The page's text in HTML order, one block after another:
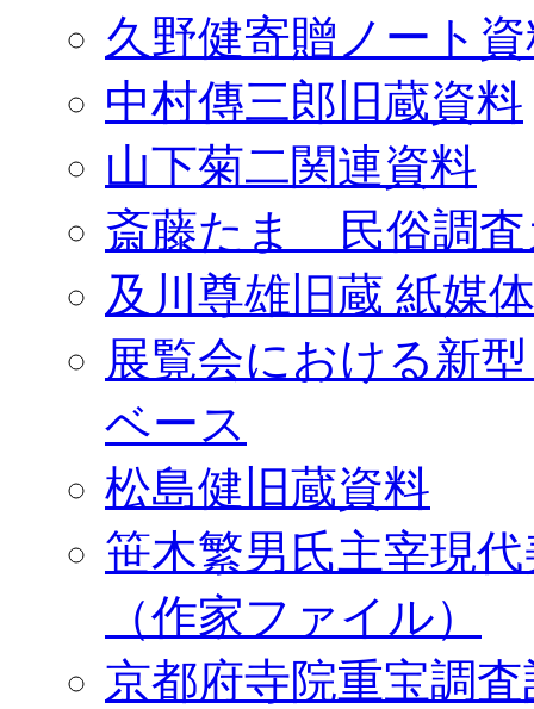
久野健寄贈ノート
中村傳三郎旧蔵資料
山下菊二関連資料
斎藤たま 民俗調査
及川尊雄旧蔵 紙媒
展覧会における新
ベース
松島健旧蔵資料
笹木繁男氏主宰現
（作家ファイル）
京都府寺院重宝調